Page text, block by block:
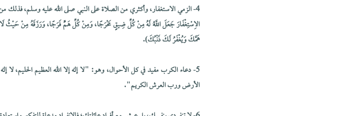
4- الزمي الاستغفار، وأكثري من الصلاة على النبي صلى الله عليه وسلم،
الِاسْتِغْفَارَ جَعَلَ اللَّهُ لَهُ مِنْ كُلِّ ضِيقٍ مَخْرَجًا، وَمِنْ كُلِّ هَمٍّ فَرَجًا، وَرَزَقَهُ مِنْ حَيْثُ
هَمَّكَ وَيُغْفَرُ لَكَ ذَنْبُكَ).
5- دعاء الكرب مفيد في كل الأحوال، وهو: "لا إله إلا الله العظيم الحليم، لا
الأرض ورب العرش الكريم".